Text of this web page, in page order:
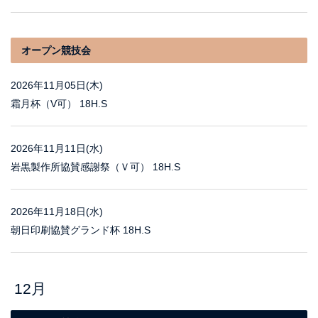
オープン競技会
2026年11月05日(木)
霜月杯（V可） 18H.S
2026年11月11日(水)
岩黒製作所協賛感謝祭（Ｖ可） 18H.S
2026年11月18日(水)
朝日印刷協賛グランド杯 18H.S
12月